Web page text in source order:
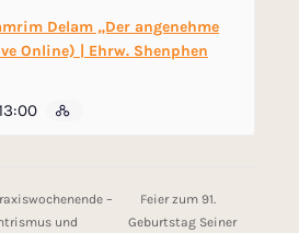
Delam „Der angenehme
Online) | Ehrw. Shenphen
–
und
Feier zum 91.
Geburtstag Seiner